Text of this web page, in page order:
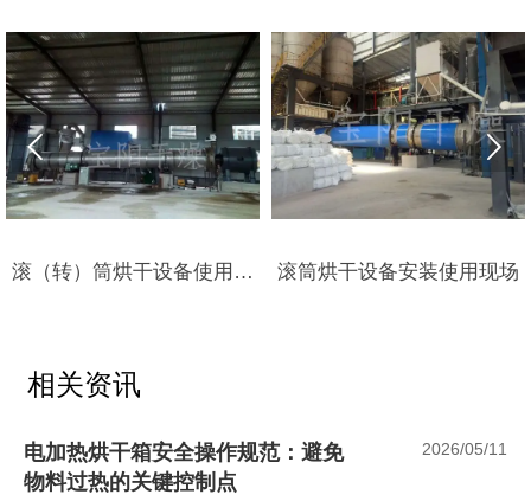
滚（转）筒烘干设备使用现
滚筒烘干设备安装使用现场
 
相关资讯
电加热烘干箱安全操作规范：避免
物料过热的关键控制点
2026/05/11